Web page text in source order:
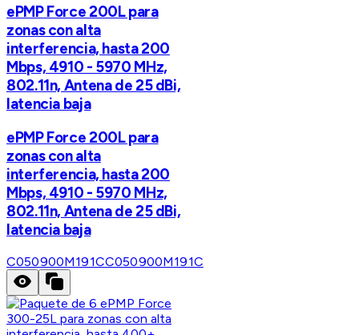
ePMP Force 200L para
zonas con alta
interferencia, hasta 200
Mbps, 4910 - 5970 MHz,
802.11n, Antena de 25 dBi,
latencia baja
ePMP Force 200L para
zonas con alta
interferencia, hasta 200
Mbps, 4910 - 5970 MHz,
802.11n, Antena de 25 dBi,
latencia baja
C050900M191CC050900M191C